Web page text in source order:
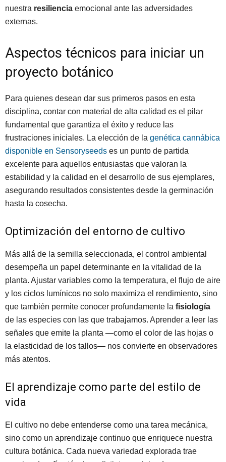
nuestra resiliencia emocional ante las adversidades
externas.
Aspectos técnicos para iniciar un
proyecto botánico
Para quienes desean dar sus primeros pasos en esta
disciplina, contar con material de alta calidad es el pilar
fundamental que garantiza el éxito y reduce las
frustraciones iniciales. La elección de la genética cannábica
disponible en Sensoryseeds es un punto de partida
excelente para aquellos entusiastas que valoran la
estabilidad y la calidad en el desarrollo de sus ejemplares,
asegurando resultados consistentes desde la germinación
hasta la cosecha.
Optimización del entorno de cultivo
Más allá de la semilla seleccionada, el control ambiental
desempeña un papel determinante en la vitalidad de la
planta. Ajustar variables como la temperatura, el flujo de aire
y los ciclos lumínicos no solo maximiza el rendimiento, sino
que también permite conocer profundamente la fisiología
de las especies con las que trabajamos. Aprender a leer las
señales que emite la planta —como el color de las hojas o
la elasticidad de los tallos— nos convierte en observadores
más atentos.
El aprendizaje como parte del estilo de
vida
El cultivo no debe entenderse como una tarea mecánica,
sino como un aprendizaje continuo que enriquece nuestra
cultura botánica. Cada nueva variedad explorada trae